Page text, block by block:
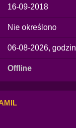
16-09-2018
Nie określono
06-08-2026,
Offline